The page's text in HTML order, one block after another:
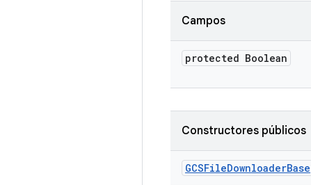
Campos
protected Boolean
Constructores públicos
GCSFileDownloaderBase